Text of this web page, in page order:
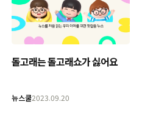
돌고래는 돌고래쇼가 싫어요
뉴스쿨2023.09.20